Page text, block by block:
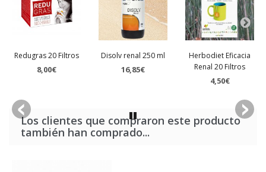
Redugras 20 Filtros
8,00€
Disolv renal 250 ml
16,85€
Herbodiet Eficacia
Renal 20 Filtros
4,50€
Los clientes que compraron este producto
también han comprado...